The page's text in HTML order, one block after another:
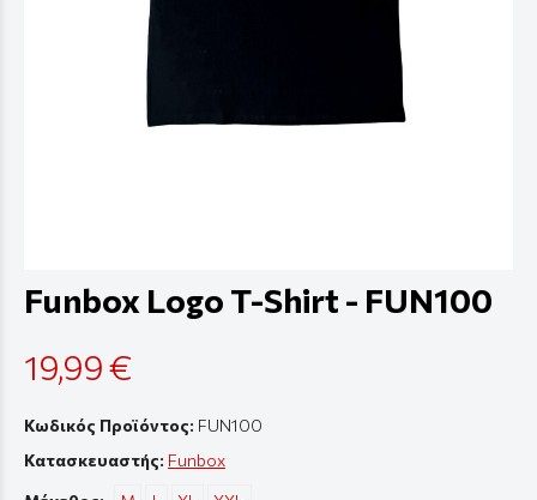
Funbox Logo T-Shirt - FUN100
19,99 €
Κωδικός Προϊόντος: FUN100
Κατασκευαστής: Funbox